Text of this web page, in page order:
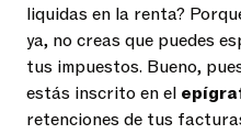
liquidas en la renta?
ya, no creas que puedes
tus impuestos. Bueno,
estás inscrito en el
retenciones de tus